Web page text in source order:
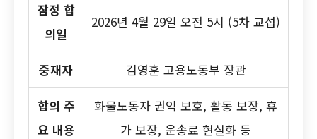
잠정 합
의일
2026년 4월 29일 오전 5시 (5차 교섭)
중재자 김영훈 고용노동부 장관
합의 주
요 내용
화물노동자 권익 보호, 활동 보장, 휴
가 보장, 운송료 현실화 등